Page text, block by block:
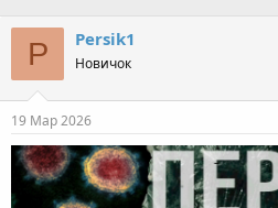
т
о
р
т
е
м
ы
а
н
ч
л
а
P Persik1
Новичок
19 Мар 2026